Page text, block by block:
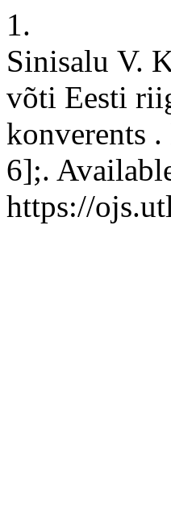
1.
Sinisalu V.
võti Eesti
konverents
6];.
https://